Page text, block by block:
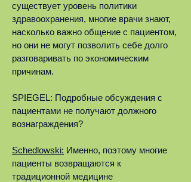
существует уровень политики
здравоохранения, многие врачи знают,
насколько важно общение с пациентом,
но они не могут позволить себе долго
разговаривать по экономическим
причинам.
SPIEGEL: Подробные обсуждения с
пациентами не получают должного
вознаграждения?
Schedlowski: Именно, поэтому многие
пациенты возвращаются к
традиционной медицине